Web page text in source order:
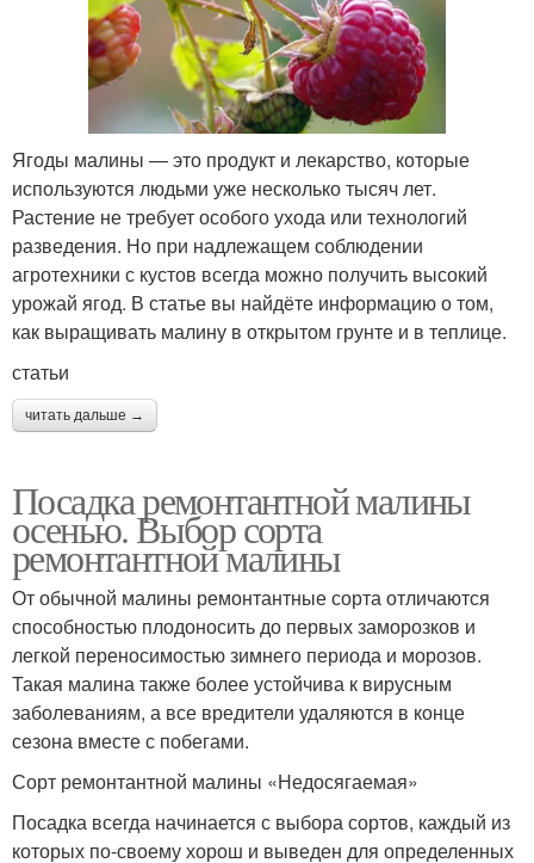
Ягоды малины — это продукт и лекарство, которые
используются людьми уже несколько тысяч лет.
Растение не требует особого ухода или технологий
разведения. Но при надлежащем соблюдении
агротехники с кустов всегда можно получить высокий
урожай ягод. В статье вы найдёте информацию о том,
как выращивать малину в открытом грунте и в теплице.
статьи
читать дальше →
Посадка ремонтантной малины
осенью. Выбор сорта
ремонтантной малины
От обычной малины ремонтантные сорта отличаются
способностью плодоносить до первых заморозков и
легкой переносимостью зимнего периода и морозов.
Такая малина также более устойчива к вирусным
заболеваниям, а все вредители удаляются в конце
сезона вместе с побегами.
Сорт ремонтантной малины «Недосягаемая»
Посадка всегда начинается с выбора сортов, каждый из
которых по-своему хорош и выведен для определенных